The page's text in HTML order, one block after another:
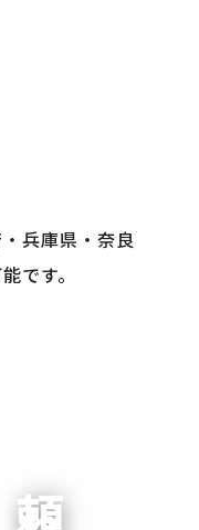
兵庫県・奈良
です。